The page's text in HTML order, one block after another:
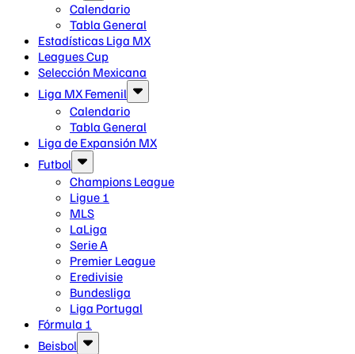
Calendario
Tabla General
Estadísticas Liga MX
Leagues Cup
Selección Mexicana
Liga MX Femenil
Calendario
Tabla General
Liga de Expansión MX
Futbol
Champions League
Ligue 1
MLS
LaLiga
Serie A
Premier League
Eredivisie
Bundesliga
Liga Portugal
Fórmula 1
Beisbol